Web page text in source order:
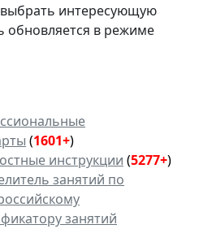
выбрать интересующую
обновляется в режиме
(1601+)
инструкции (5277+)
занятий по
занятий